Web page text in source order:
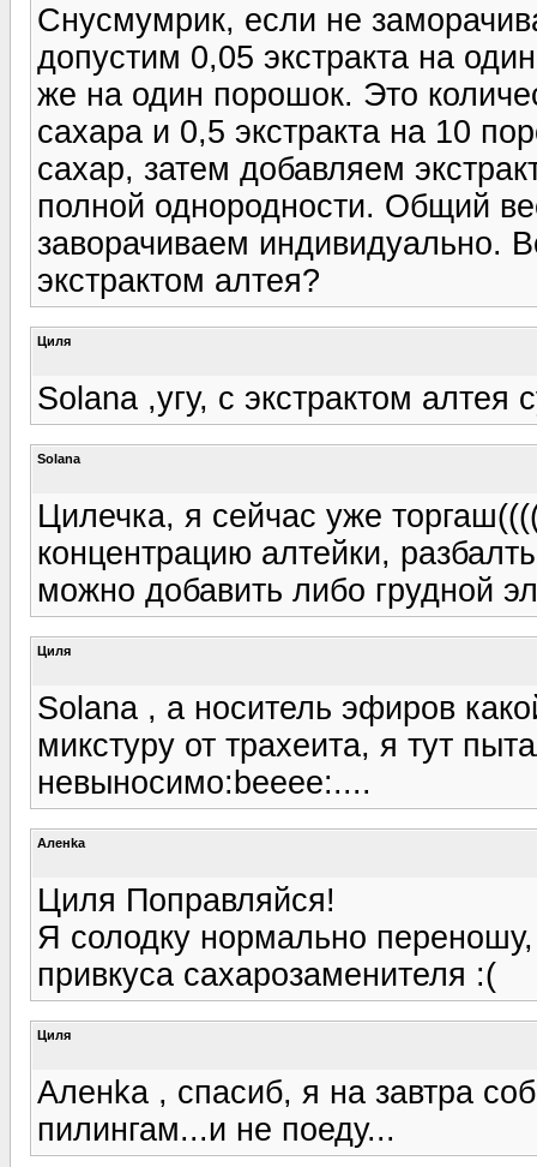
Снусмумрик, если не
допустим 0,05 экстракта на
же на один порошок. Это
сахара и 0,5 экстракта на 10
сахар, затем добавляем
полной однородности. Общий
заворачиваем индивидуально.
экстрактом алтея?
Циля
Solana ,угу, с экстрактом алтея
Solana
Цилечка, я сейчас уже
концентрацию алтейки,
можно добавить либо грудной
Циля
Solana , а носитель эфиров
микстуру от трахеита, я тут
невыносимо:beeee:....
Аленka
Циля Поправляйся!
Я солодку нормально переношу,
привкуса сахарозаменителя :(
Циля
Аленka , спасиб, я на завтра
пилингам...и не поеду...